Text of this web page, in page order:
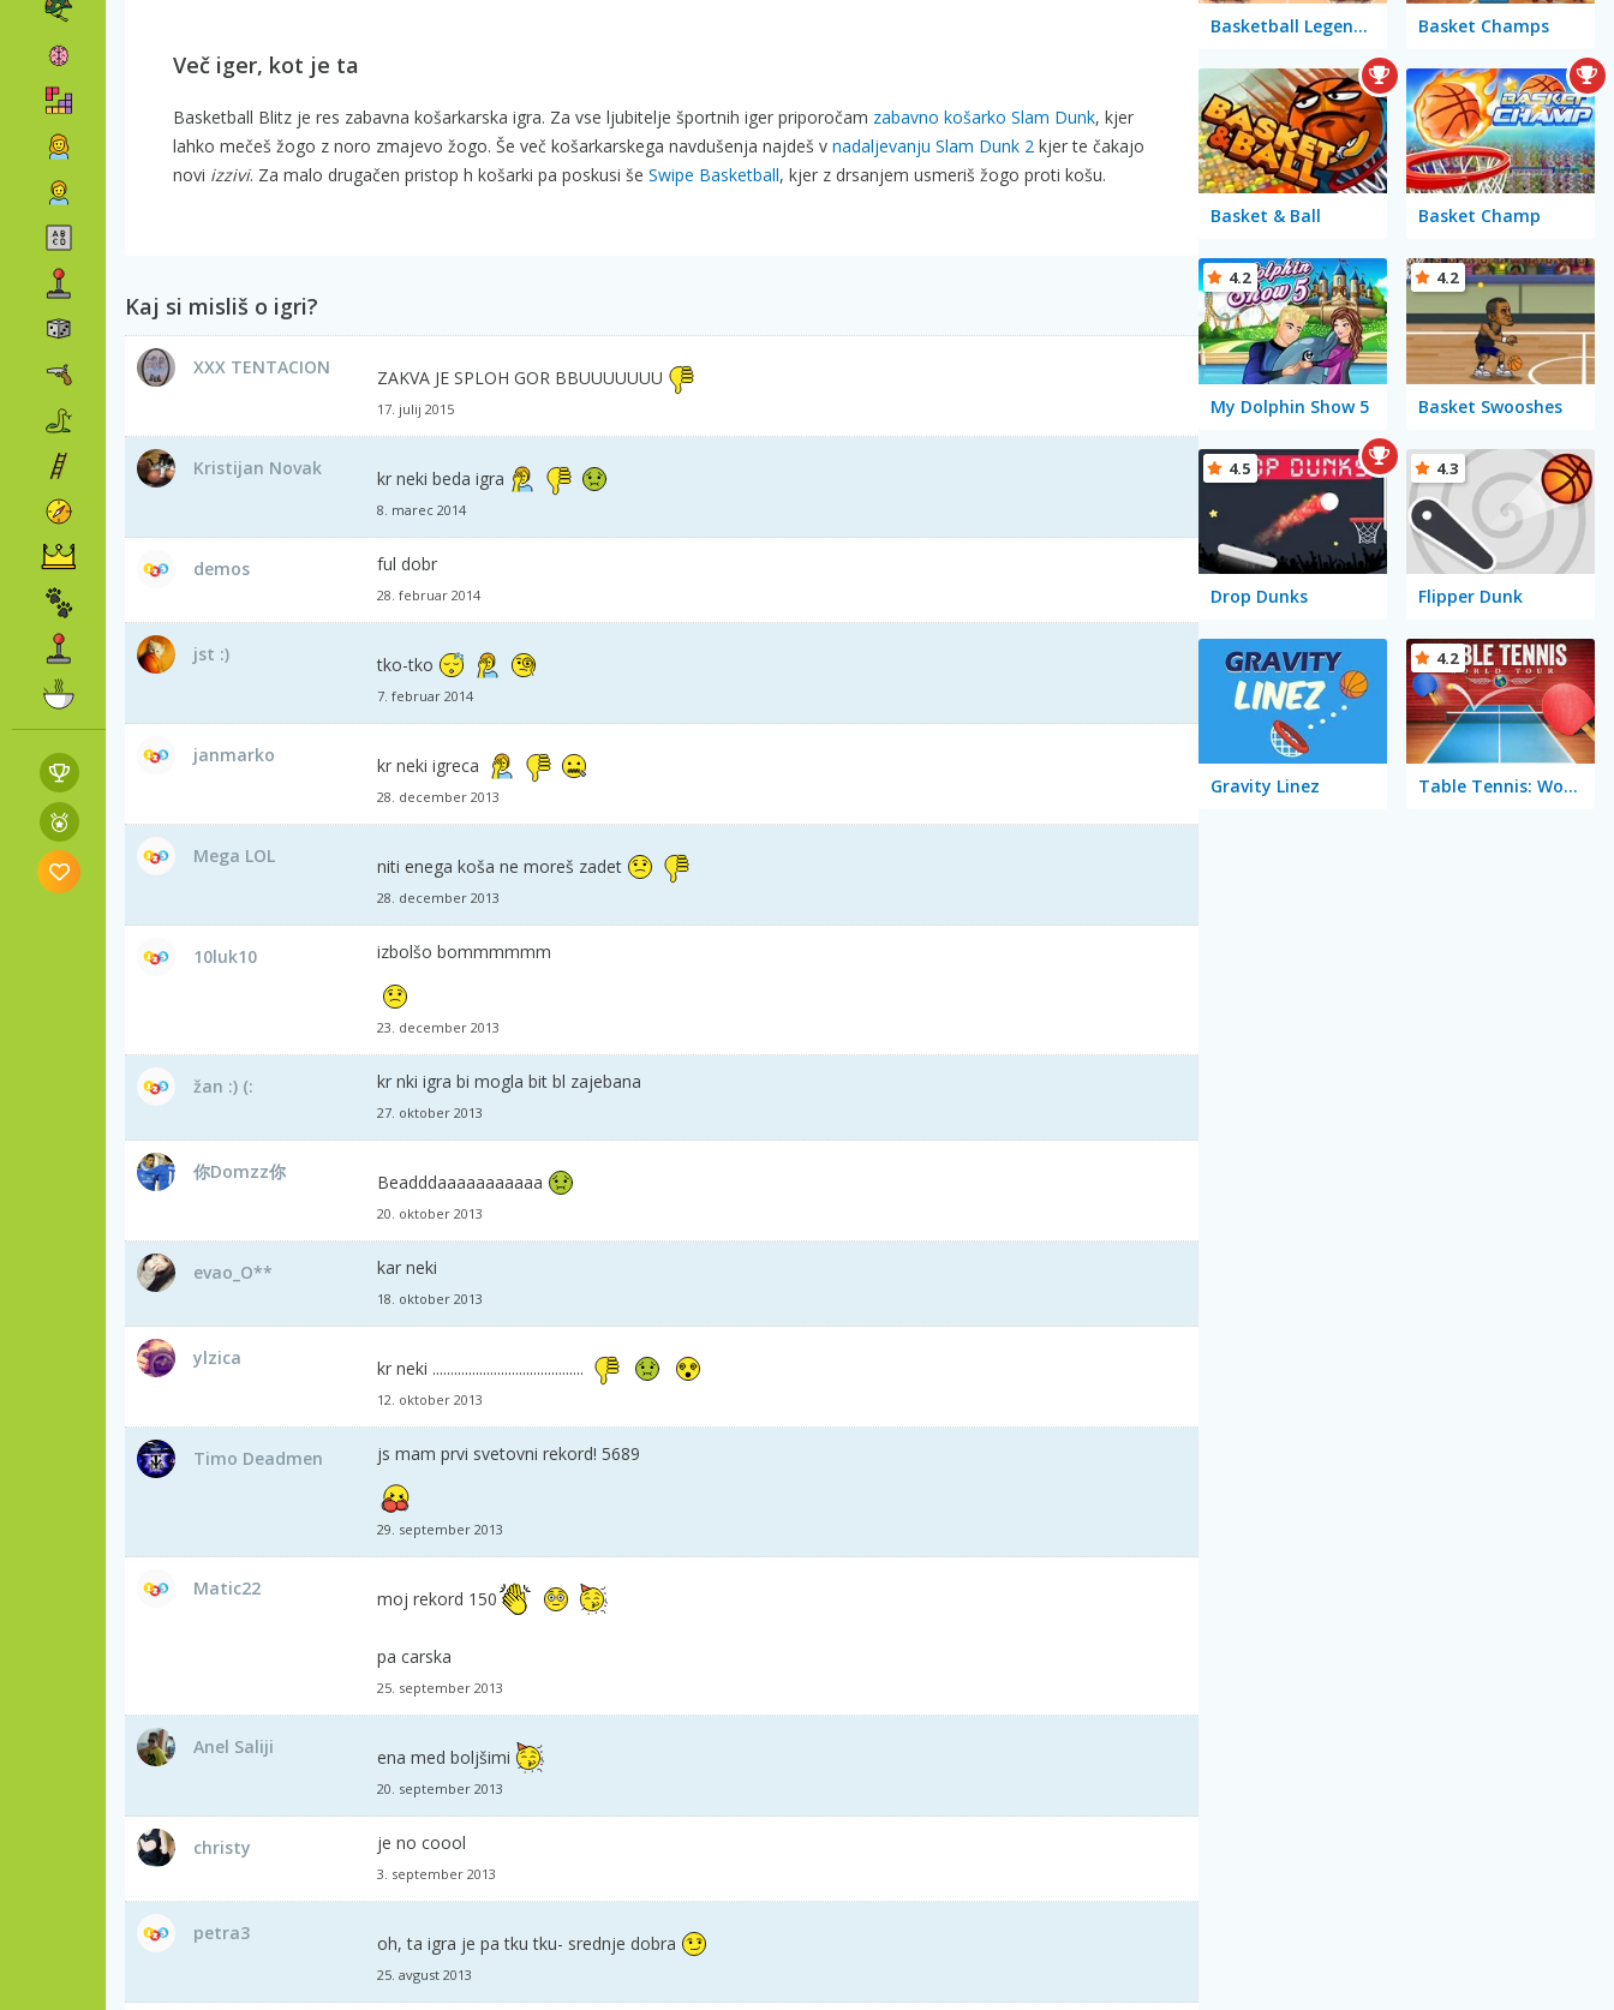
Več iger, kot je ta
Basketball Blitz je res zabavna košarkarska igra. Za vse ljubitelje športnih iger priporočam zabavno košarko Slam Dunk, kjer
lahko mečeš žogo z noro zmajevo žogo. Še več košarkarskega navdušenja najdeš v nadaljevanju Slam Dunk 2 kjer te čakajo
novi izzivi. Za malo drugačen pristop h košarki pa poskusi še Swipe Basketball, kjer z drsanjem usmeriš žogo proti košu.
Kaj si misliš o igri?
XXX TENTACION ZAKVA JE SPLOH GOR BBUUUUUUU
17. julij 2015
Kristijan Novak kr neki beda igra
8. marec 2014
demos ful dobr
28. februar 2014
jst :) tko-tko
7. februar 2014
janmarko kr neki igreca
28. december 2013
Mega LOL niti enega koša ne moreš zadet
28. december 2013
10luk10 izbolšo bommmmmm
23. december 2013
žan :) (: kr nki igra bi mogla bit bl zajebana
27. oktober 2013
你Domzz你 Beadddaaaaaaaaaaa
20. oktober 2013
evao_O** kar neki
18. oktober 2013
ylzica kr neki ..........................................
12. oktober 2013
Timo Deadmen js mam prvi svetovni rekord! 5689
29. september 2013
Matic22 moj rekord 150
pa carska
25. september 2013
Anel Saliji ena med boljšimi
20. september 2013
christy je no coool
3. september 2013
petra3 oh, ta igra je pa tku tku- srednje dobra
25. avgust 2013
Basketball Legends 2020 Basket Champs
Basket & Ball Basket Champ
My Dolphin Show 5
4.2
Basket Swooshes
4.2
Drop Dunks
4.5
Flipper Dunk
4.3
Gravity Linez Table Tennis: World Tour
4.2